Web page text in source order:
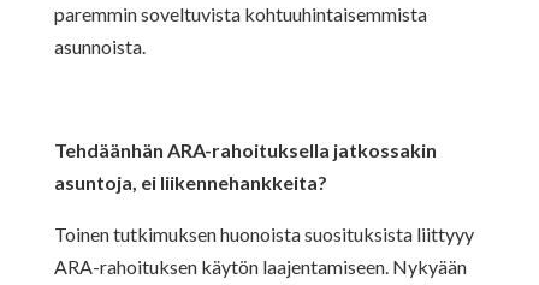
paremmin soveltuvista kohtuuhintaisemmista
asunnoista.
Tehdäänhän ARA-rahoituksella jatkossakin
asuntoja, ei liikennehankkeita?
Toinen tutkimuksen huonoista suosituksista liittyyy
ARA-rahoituksen käytön laajentamiseen. Nykyään